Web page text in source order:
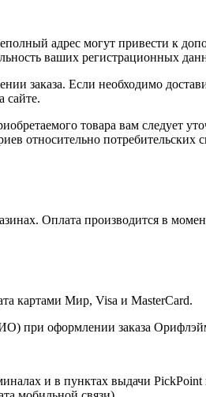
адрес могут привести к
ваших регистрационных
заказа. Если необходимо
сайте.
товара вам следует
относительно потребительских
Оплата производится в
картами Мир, Visa и MasterCard.
оформлении заказа Орифлэйм
и в пунктах выдачи PickPoint